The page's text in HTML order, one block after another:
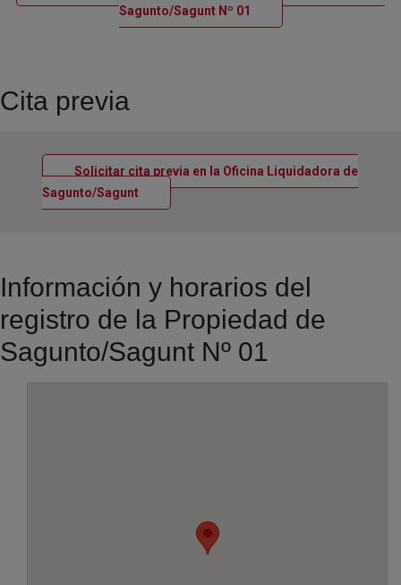
Sagunto/Sagunt Nº 01 Ventana nueva
Cita previa
Solicitar cita previa en la Oficina Liquidadora de
Sagunto/SaguntVentana nueva
Información y horarios del
registro de la Propiedad de
Sagunto/Sagunt Nº 01